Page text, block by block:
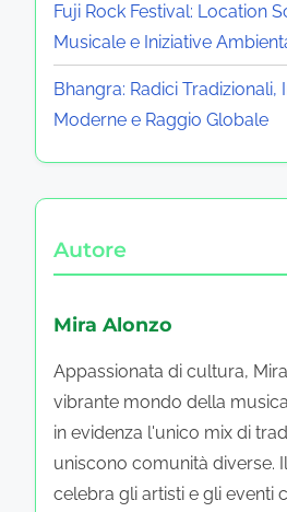
Fuji Rock Festival: Location
Musicale e Iniziative
Bhangra: Radici Tradizionali,
Moderne e Raggio Globale
Autore
Mira Alonzo
Appassionata di cultura,
vibrante mondo della
in evidenza l'unico mix di
uniscono comunità diverse.
celebra gli artisti e gli eventi